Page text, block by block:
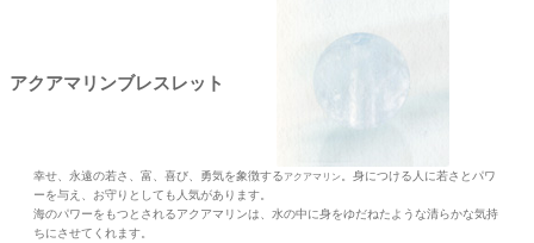
アクアマリンブレスレット
幸せ、永遠の若さ、富、喜び、勇気を象徴する アクアマリン。身につける人に若さとパワ
ーを与え、お守りとしても人気があります。
海のパワーをもつとされるアクアマリンは、水の中に身をゆだねたような清らかな気持
ちにさせてくれます。